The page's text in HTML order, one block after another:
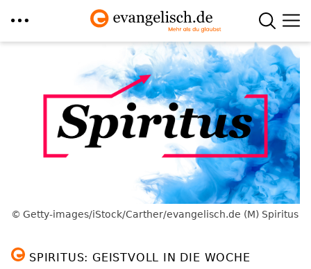
Getty-images/iStock/Carther/evangelisch.de (M) Spiritus
SPIRITUS: GEISTVOLL IN DIE WOCHE